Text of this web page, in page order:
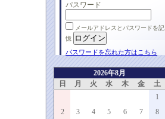
パスワード
メールアドレスとパスワードを記
憶
パスワードを忘れた方はこちら
2026年8月
日
月 火 水 木 金
土
1
2
3 4 5 6 7
8